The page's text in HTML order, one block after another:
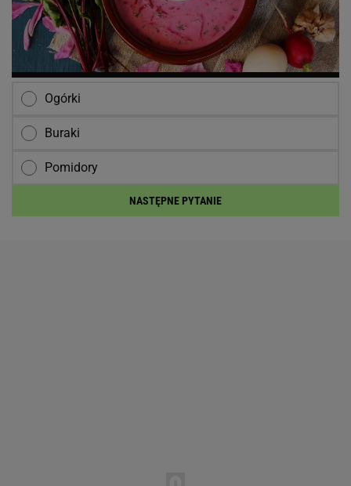
Ogórki
Buraki
Pomidory
NASTĘPNE PYTANIE